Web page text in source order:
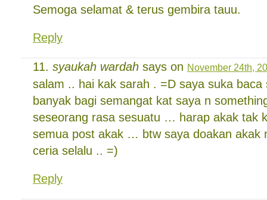
Semoga selamat & terus gembira tauu.
Reply
syaukah wardah says on November 24th,
salam .. hai kak sarah . =D saya suka baca
banyak bagi semangat kat saya n
seseorang rasa sesuatu … harap akak tak
semua post akak … btw saya doakan akak
ceria selalu .. =)
Reply